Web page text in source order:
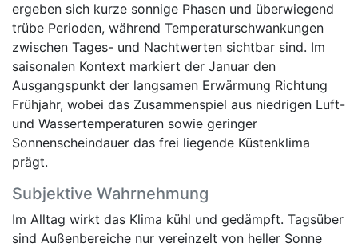
ergeben sich kurze sonnige Phasen und überwiegend
trübe Perioden, während Temperaturschwankungen
zwischen Tages- und Nachtwerten sichtbar sind. Im
saisonalen Kontext markiert der Januar den
Ausgangspunkt der langsamen Erwärmung Richtung
Frühjahr, wobei das Zusammenspiel aus niedrigen Luft-
und Wassertemperaturen sowie geringer
Sonnenscheindauer das frei liegende Küstenklima
prägt.
Subjektive Wahrnehmung
Im Alltag wirkt das Klima kühl und gedämpft. Tagsüber
sind Außenbereiche nur vereinzelt von heller Sonne